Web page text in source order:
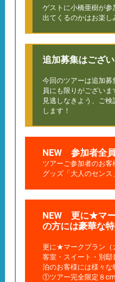
ゲストに小橋亜樹が
出てくるのかはお楽し
追加募集はござい
今回のツアーは追加
員にも限りがござい
見逃しなきよう、ご
します！
NEW 参加者全
ツアーご参加者のお
グッズ「大人のセンス
NEW 更に★マー
の方には豪華な特
更に★マークプラン（
客室・スイート・別
泊のお客様には様々な
①ツアー完全限定８